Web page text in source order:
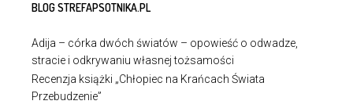
BLOG STREFAPSOTNIKA.PL
Adija – córka dwóch światów – opowieść o odwadze,
stracie i odkrywaniu własnej tożsamości
Recenzja książki „Chłopiec na Krańcach Świata
Przebudzenie”